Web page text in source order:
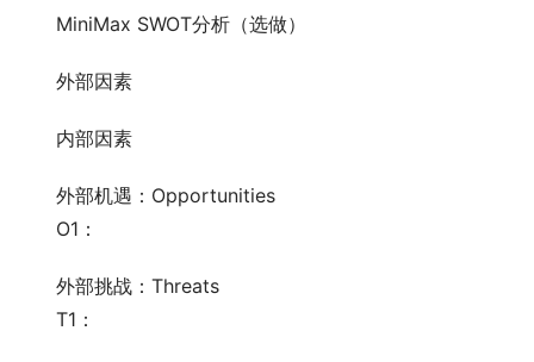
MiniMax SWOT分析（选做）
外部因素
内部因素
外部机遇：Opportunities
O1：
外部挑战：Threats
T1：